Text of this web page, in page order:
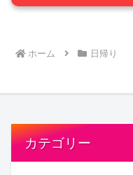
ホーム 日帰り
カテゴリー